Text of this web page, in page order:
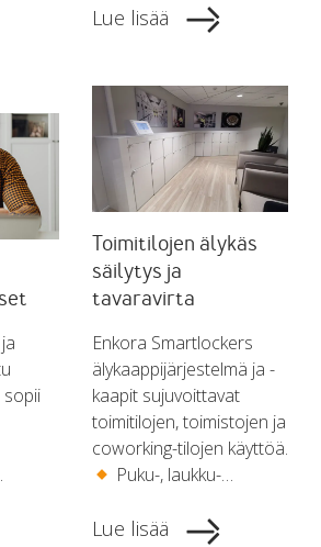
Lue lisää
sopii
Toimitilojen älykäs
säilytys ja
tavaravirta
Enkora Smartlockers
älykaappijärjestelmä ja -
kaapit sujuvoittavat
toimitilojen, toimistojen ja
coworking-tilojen käyttöä.
Puku-, laukku-…
Lue lisää